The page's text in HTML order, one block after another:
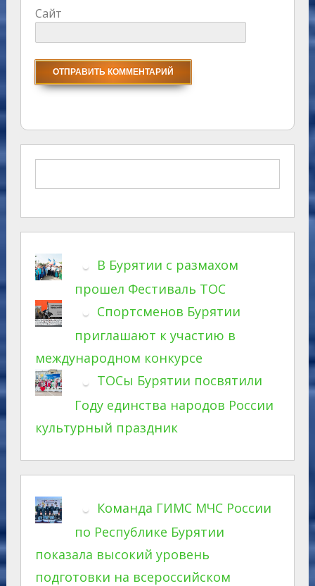
Сайт
В Бурятии с размахом
прошел Фестиваль ТОС
Спортсменов Бурятии
приглашают к участию в
международном конкурсе
ТОСы Бурятии посвятили
Году единства народов России
культурный праздник
Команда ГИМС МЧС России
по Республике Бурятии
показала высокий уровень
подготовки на всероссийском